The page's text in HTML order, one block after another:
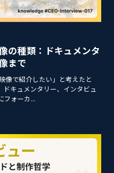
の種類：ドキュメンタ
まで
像で紹介したい」と考えたと
キュメンタリー、インタビュ
ォーカ...